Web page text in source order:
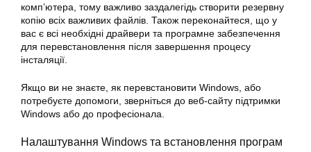
комп’ютера, тому важливо заздалегідь створити резервну
копію всіх важливих файлів. Також переконайтеся, що у
вас є всі необхідні драйвери та програмне забезпечення
для перевстановлення після завершення процесу
інсталяції.
Якщо ви не знаєте, як перевстановити Windows, або
потребуєте допомоги, зверніться до веб-сайту підтримки
Windows або до професіонала.
Налаштування Windows та встановлення програм